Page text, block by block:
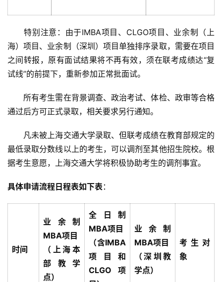
页
楠
备
评
新
特别注意：由于IMBA项目、CLGO项目、业余制（上
海）项目、业余制（深圳）项目单独排序录取，需要在项目
之间转报，原有面试结果将不再有效，须在联考成绩达“复
试线”的前提下，重新参加正常批面试。
所有考生需在背景调查、政治考试、体检、政审等合格
通过后方可正式录取，相关要求另行通知。
凡未被上海交通大学录取、但联考成绩在教育部规定的
最低录取分数线以上的考生，可以调剂至其他招生院校。根
据考生意愿，上海交通大学将积极协助考生的调剂事宜。
具体申请流程日程表如下表：
时间
业余制
MBA项目
（上海本
部教学
点）
全日制
MBA项目
（含IMBA
项目和
CLGO项
业余制
MBA项目
（深圳教
学点）
考生对
象